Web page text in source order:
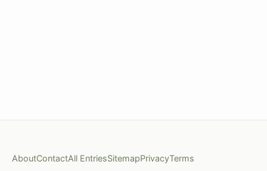
AboutContactAll EntriesSitemapPrivacyTerms